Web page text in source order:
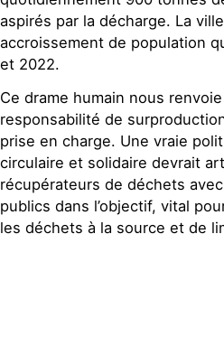
aspirés par la décharge. La
accroissement de population
et 2022.
Ce drame humain nous
responsabilité de
prise en charge. Une vraie
circulaire et solidaire devrait
récupérateurs de déchets
publics dans l’objectif, vital
les déchets à la source et de